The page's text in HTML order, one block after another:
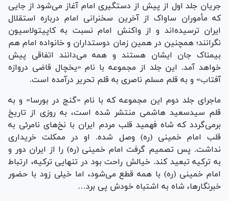
جریان جلد اول از پیش از دستگیری امام آغاز می‌شود از جایی
که مأموران ساواک از آخرین سخنرانی امام درباره استقلال
ایران ترسیده‌اند و از واکنش امام نسبت به کاپیتولاسیون
نگرانند؛ همچنین در همین زمان دوستداران و خانواده امام هم
بیمناک جان ایشان هستند و همه می‌دانند اتفاقی پیش
خواهد آمد. این جلد از مجموعه با نام «یخچال قاضی دروازه
آفتاب» و به قلم مسلم ناصری به قلم تحریر درآمده است.
ماجرای جلد دوم این مجموعه که با نام «گنج در بورسا» و به
قلم سیدسعید هاشمی منتشر شده است، به روزی از تاریخ
برمی‌گردد که شاه فهمید قلب مردم ایران با نخ‌های نامرئی به
قلب امام خمینی (ره) وصل شده. او در ممکلت خریداری
نداشت. پس تصمیم گرفت امام خمینی (ره) را از ایران دور و
به ترکیه تبعید کند. خیالش راحت بود در تنهایی ترکیه، ارتباط
امام خمینی (ره) با همه قطع می‌شود، اما خیلی زود با حضور
خبرنگارها، شاه به اشتباه خودش پی برد‌…